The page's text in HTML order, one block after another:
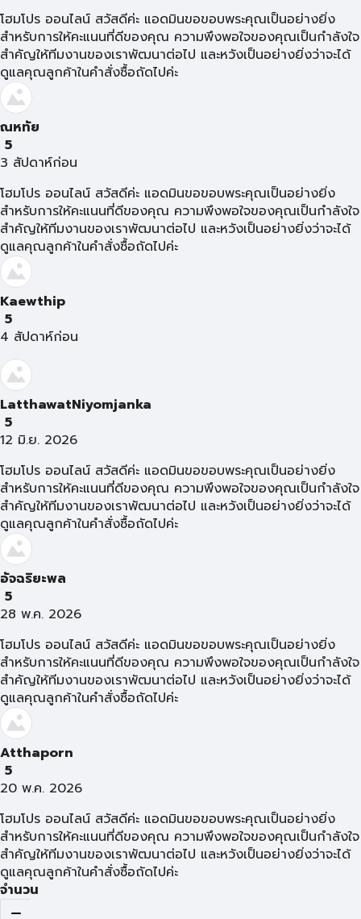
โฮมโปร ออนไลน์ สวัสดีค่ะ แอดมินขอขอบพระคุณเป็นอย่างยิ่ง
สำหรับการให้คะแนนที่ดีของคุณ ความพึงพอใจของคุณเป็นกำลังใจ
สำคัญให้ทีมงานของเราพัฒนาต่อไป และหวังเป็นอย่างยิ่งว่าจะได้
ดูแลคุณลูกค้าในคำสั่งซื้อถัดไปค่ะ
ณหทัย
5
3 สัปดาห์ก่อน
โฮมโปร ออนไลน์ สวัสดีค่ะ แอดมินขอขอบพระคุณเป็นอย่างยิ่ง
สำหรับการให้คะแนนที่ดีของคุณ ความพึงพอใจของคุณเป็นกำลังใจ
สำคัญให้ทีมงานของเราพัฒนาต่อไป และหวังเป็นอย่างยิ่งว่าจะได้
ดูแลคุณลูกค้าในคำสั่งซื้อถัดไปค่ะ
Kaewthip
5
4 สัปดาห์ก่อน
LatthawatNiyomjanka
5
12 มิ.ย. 2026
โฮมโปร ออนไลน์ สวัสดีค่ะ แอดมินขอขอบพระคุณเป็นอย่างยิ่ง
สำหรับการให้คะแนนที่ดีของคุณ ความพึงพอใจของคุณเป็นกำลังใจ
สำคัญให้ทีมงานของเราพัฒนาต่อไป และหวังเป็นอย่างยิ่งว่าจะได้
ดูแลคุณลูกค้าในคำสั่งซื้อถัดไปค่ะ
อัจฉริยะพล
5
28 พ.ค. 2026
โฮมโปร ออนไลน์ สวัสดีค่ะ แอดมินขอขอบพระคุณเป็นอย่างยิ่ง
สำหรับการให้คะแนนที่ดีของคุณ ความพึงพอใจของคุณเป็นกำลังใจ
สำคัญให้ทีมงานของเราพัฒนาต่อไป และหวังเป็นอย่างยิ่งว่าจะได้
ดูแลคุณลูกค้าในคำสั่งซื้อถัดไปค่ะ
Atthaporn
5
20 พ.ค. 2026
โฮมโปร ออนไลน์ สวัสดีค่ะ แอดมินขอขอบพระคุณเป็นอย่างยิ่ง
สำหรับการให้คะแนนที่ดีของคุณ ความพึงพอใจของคุณเป็นกำลังใจ
สำคัญให้ทีมงานของเราพัฒนาต่อไป และหวังเป็นอย่างยิ่งว่าจะได้
ดูแลคุณลูกค้าในคำสั่งซื้อถัดไปค่ะ
จำนวน